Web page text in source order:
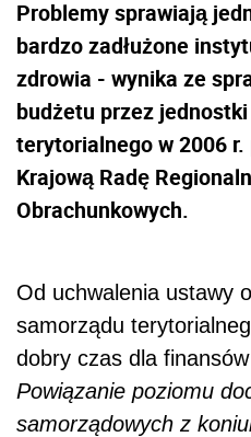
Problemy sprawiają
bardzo zadłużone
zdrowia - wynika ze
budżetu przez
terytorialnego w 2006
Krajową Radę
Obrachunkowych.
Od uchwalenia ustawy
samorządu
dobry czas dla
Powiązanie poziomu
samorządowych z